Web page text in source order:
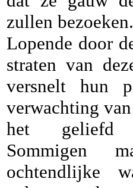
zullen bezoeken.
Lopende door
straten van
versnelt hun
verwachting
het geliefd
Sommigen
ochtendlijke